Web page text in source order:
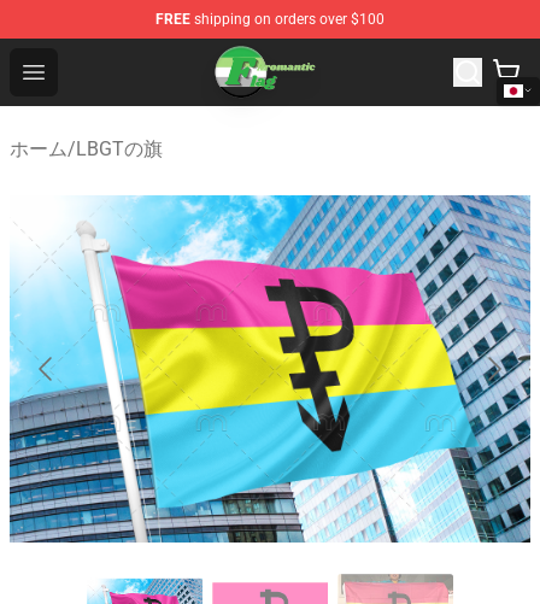
FREE shipping on orders over $100
Open menu
Aromantic Flag Shop - The Best Store of Aromantic Flag
ホーム/LBGTの旗